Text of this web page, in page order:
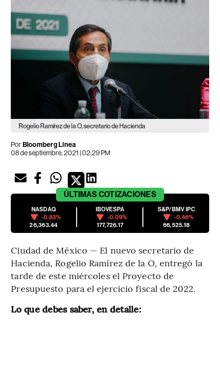
Rogelio Ramírez de la O, secretario de Hacienda
PorBloomberg Línea
08 de septiembre, 2021 | 02:29 PM
ÚLTIMAS COTIZACIONES
NASDAQ
-0.83%
26,363.44
IBOVESPA
-0.09%
177,726.17
S&P/BMV IPC
-0.46%
66,525.18
Ciudad de México — El nuevo secretario de
Hacienda, Rogelio Ramírez de la O, entregó la
tarde de este miércoles el Proyecto de
Presupuesto para el ejercicio fiscal de 2022.
Lo que debes saber, en detalle: